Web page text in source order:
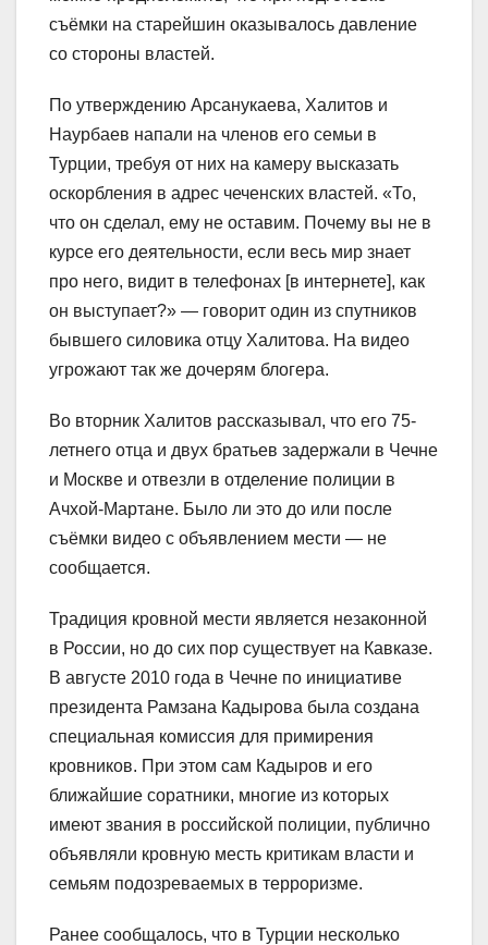
съёмки на старейшин оказывалось давление
со стороны властей.
По утверждению Арсанукаева, Халитов и
Наурбаев напали на членов его семьи в
Турции, требуя от них на камеру высказать
оскорбления в адрес чеченских властей. «То,
что он сделал, ему не оставим. Почему вы не в
курсе его деятельности, если весь мир знает
про него, видит в телефонах [в интернете], как
он выступает?» — говорит один из спутников
бывшего силовика отцу Халитова. На видео
угрожают так же дочерям блогера.
Во вторник Халитов рассказывал, что его 75-
летнего отца и двух братьев задержали в Чечне
и Москве и отвезли в отделение полиции в
Ачхой-Мартане. Было ли это до или после
съёмки видео с объявлением мести — не
сообщается.
Традиция кровной мести является незаконной
в России, но до сих пор существует на Кавказе.
В августе 2010 года в Чечне по инициативе
президента Рамзана Кадырова была создана
специальная комиссия для примирения
кровников. При этом сам Кадыров и его
ближайшие соратники, многие из которых
имеют звания в российской полиции, публично
объявляли кровную месть критикам власти и
семьям подозреваемых в терроризме.
Ранее сообщалось, что в Турции несколько